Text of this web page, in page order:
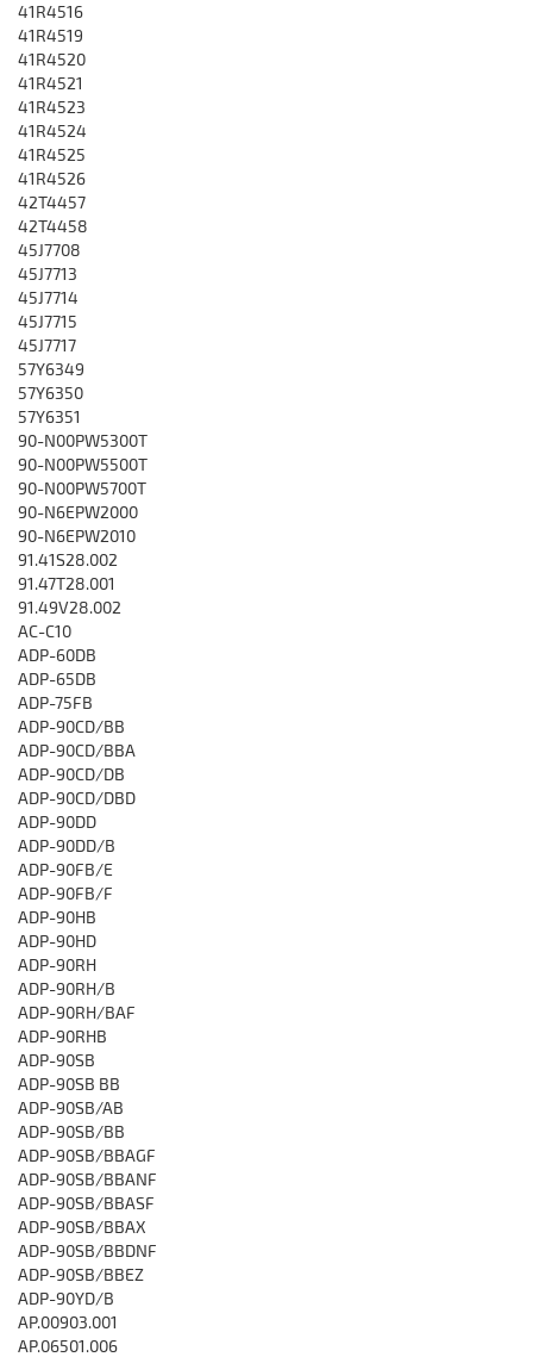
41R4516
41R4519
41R4520
41R4521
41R4523
41R4524
41R4525
41R4526
42T4457
42T4458
45J7708
45J7713
45J7714
45J7715
45J7717
57Y6349
57Y6350
57Y6351
90-N00PW5300T
90-N00PW5500T
90-N00PW5700T
90-N6EPW2000
90-N6EPW2010
91.41S28.002
91.47T28.001
91.49V28.002
AC-C10
ADP-60DB
ADP-65DB
ADP-75FB
ADP-90CD/BB
ADP-90CD/BBA
ADP-90CD/DB
ADP-90CD/DBD
ADP-90DD
ADP-90DD/B
ADP-90FB/E
ADP-90FB/F
ADP-90HB
ADP-90HD
ADP-90RH
ADP-90RH/B
ADP-90RH/BAF
ADP-90RHB
ADP-90SB
ADP-90SB BB
ADP-90SB/AB
ADP-90SB/BB
ADP-90SB/BBAGF
ADP-90SB/BBANF
ADP-90SB/BBASF
ADP-90SB/BBAX
ADP-90SB/BBDNF
ADP-90SB/BBEZ
ADP-90YD/B
AP.00903.001
AP.06501.006